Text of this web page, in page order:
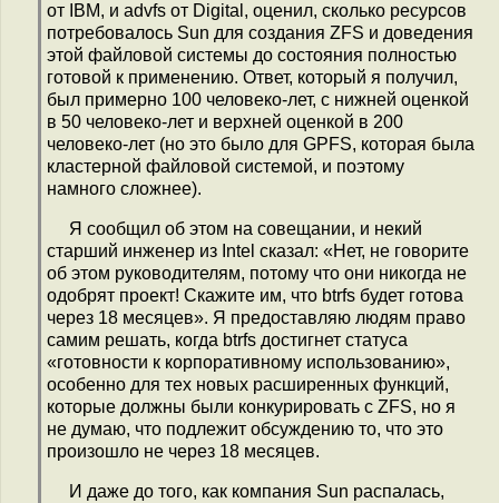
от IBM, и advfs от Digital, оценил, сколько ресурсов
потребовалось Sun для создания ZFS и доведения
этой файловой системы до состояния полностью
готовой к применению. Ответ, который я получил,
был примерно 100 человеко-лет, с нижней оценкой
в 50 человеко-лет и верхней оценкой в 200
человеко-лет (но это было для GPFS, которая была
кластерной файловой системой, и поэтому
намного сложнее).
Я сообщил об этом на совещании, и некий
старший инженер из Intel сказал: «Нет, не говорите
об этом руководителям, потому что они никогда не
одобрят проект! Скажите им, что btrfs будет готова
через 18 месяцев». Я предоставляю людям право
самим решать, когда btrfs достигнет статуса
«готовности к корпоративному использованию»,
особенно для тех новых расширенных функций,
которые должны были конкурировать с ZFS, но я
не думаю, что подлежит обсуждению то, что это
произошло не через 18 месяцев.
И даже до того, как компания Sun распалась,